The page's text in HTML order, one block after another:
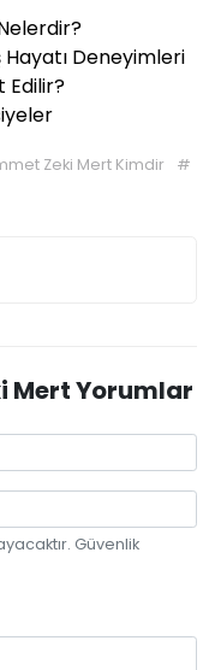
Deneyimleri
Edilir?
Zeki Mert Kimdir
#
Mert Yorumlar
Güvenlik